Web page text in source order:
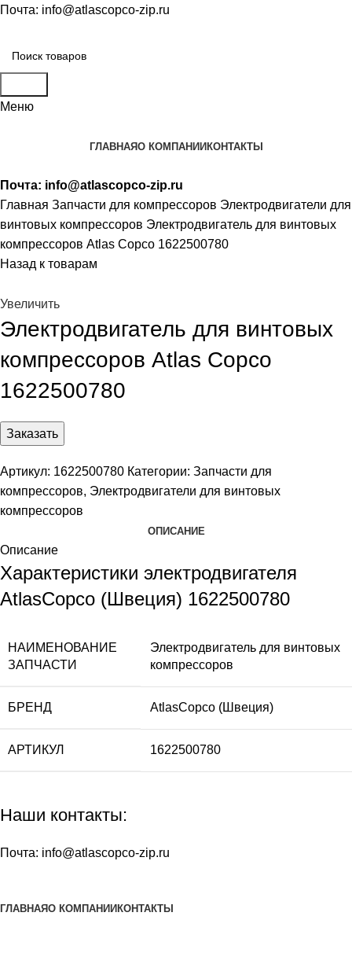
Почта: info@atlascopco-zip.ru
Меню
ГЛАВНАЯО КОМПАНИИ КОНТАКТЫ
Почта: info@atlascopco-zip.ru
Главная Запчасти для компрессоров Электродвигатели для
винтовых компрессоров Электродвигатель для винтовых
компрессоров Atlas Copco 1622500780
Назад к товарам
Увеличить
Электродвигатель для винтовых
компрессоров Atlas Copco
1622500780
Заказать
Артикул: 1622500780 Категории: Запчасти для
компрессоров, Электродвигатели для винтовых
компрессоров
ОПИСАНИЕ
Описание
Характеристики электродвигателя
AtlasCopco (Швеция) 1622500780
НАИМЕНОВАНИЕ
ЗАПЧАСТИ
Электродвигатель для винтовых
компрессоров
БРЕНД AtlasCopco (Швеция)
АРТИКУЛ 1622500780
Наши контакты:
Почта: info@atlascopco-zip.ru
ГЛАВНАЯО КОМПАНИИ КОНТАКТЫ